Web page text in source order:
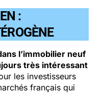
:
l’immobilier neuf
très intéressant
les investisseurs
français qui